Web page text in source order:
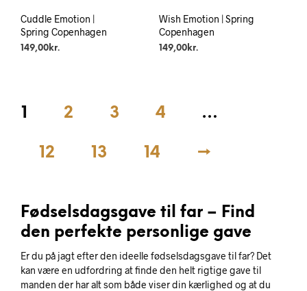
Cuddle Emotion |
Spring Copenhagen
149,00 kr.
Wish Emotion | Spring
Copenhagen
149,00kr.
1 2 3 4 …
12 13 14 →
Fødselsdagsgave til far – Find
den perfekte personlige gave
Er du på jagt efter den ideelle fødselsdagsgave til far? Det
kan være en udfordring at finde den helt rigtige gave til
manden der har alt som både viser din kærlighed og at du